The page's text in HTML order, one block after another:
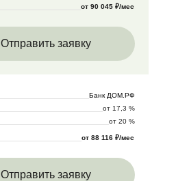
от 90 045 ₽/мес
Отправить заявку
Банк ДОМ.РФ
от 17,3 %
от 20 %
от 88 116 ₽/мес
Отправить заявку